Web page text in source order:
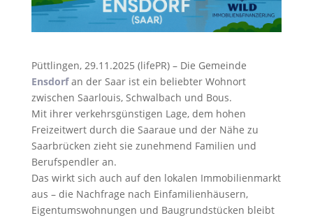
Püttlingen, 29.11.2025 (lifePR) – Die Gemeinde
Ensdorfan der Saar ist ein beliebter Wohnort
zwischen Saarlouis, Schwalbach und Bous.
Mit ihrer verkehrsgünstigen Lage, dem hohen
Freizeitwert durch die Saaraue und der Nähe zu
Saarbrücken zieht sie zunehmend Familien und
Berufspendler an.
Das wirkt sich auch auf den lokalen Immobilienmarkt
aus – die Nachfrage nach Einfamilienhäusern,
Eigentumswohnungen und Baugrundstücken bleibt